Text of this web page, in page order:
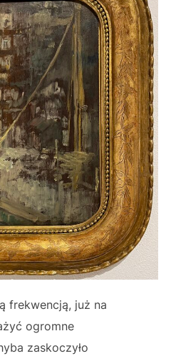
frekwencją, już na
ogromne
zaskoczyło